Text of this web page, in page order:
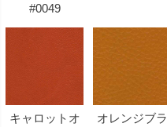
#0049
キャロットオ
オレンジブラ